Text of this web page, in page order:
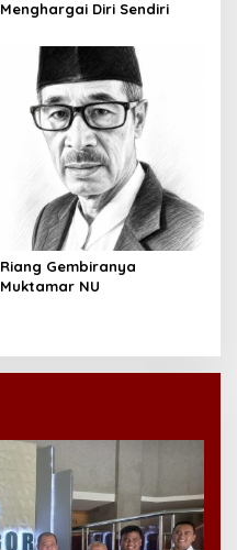
Menghargai Diri Sendiri
Riang Gembiranya
Muktamar NU